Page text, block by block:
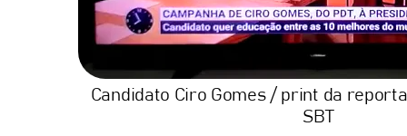
Candidato Ciro Gomes / print da
SBT